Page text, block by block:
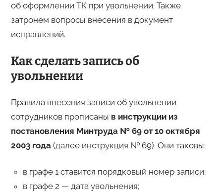
об оформлении ТК при увольнении. Также
затронем вопросы внесения в документ
исправлений.
Как сделать запись об
увольнении
Правила внесения записи об увольнении
сотрудников прописаны в инструкции из
постановления Минтруда № 69 от 10 октября
2003 года(далее инструкция № 69). Они таковы:
в графе 1 ставится порядковый номер записи;
в графе 2 — дата увольнения;